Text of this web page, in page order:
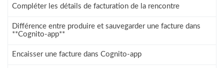
Compléter les détails de facturation de la rencontre
Différence entre produire et sauvegarder une facture dans
**Cognito-app**
Encaisser une facture dans Cognito-app